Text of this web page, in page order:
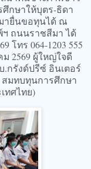
กษาให้บุตร-ธิดา
ายื่นขอทุนได้ ณ
ถนนราชสีมา ได้
โทร 064-1203 555
2569 ผู้ใหญ่ใจดี
กรังด์ปรีซ์ อินเตอร์
มทบทุนการศึกษา
ทศไทย)